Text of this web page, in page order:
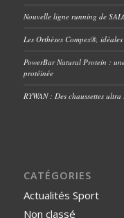
Nouvelle ligne running de
Les Orthèses Compex®,
PowerBar Natural Protein :
protéinée
RYWAN : Des chaussettes
CATÉGORIES
Actualités Sport
Non classé